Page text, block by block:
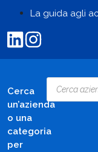
La guida agli
Cerca
un’azienda
o una
categoria
per